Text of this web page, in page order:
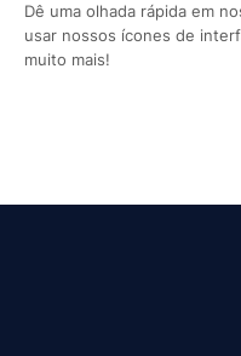
Dê uma olhada rápida em
usar nossos ícones de
muito mais!